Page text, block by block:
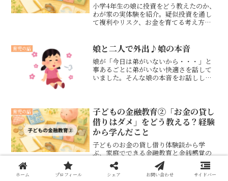
小学4年生の娘に投資をどう教えたのか、
わが家の実体験を紹介。疑似投資を通し
て複利やリスク、お金を育てる考え方を
る方にもおすすめです。
育児の話 娘と二人で外出♪娘の本音
娘が「今日は弟がいないから・・・」と
事あるごとに弟がいない快適さを話して
いました。そんな娘の本音をお話しした
育児の話
子どもの金融教育②「お金の貸し
借りはダメ」をどう教える？経験
から学んだこと
子どものお金の貸し借り体験談から学
ぶ、家庭でできる金融教育と金銭感覚の
育て方。
ホーム プロフィール シェア お問い合わせ サイドバー